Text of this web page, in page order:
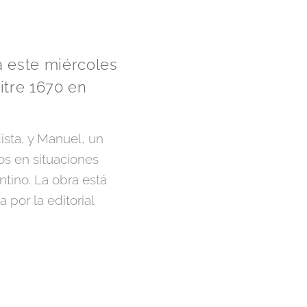
este miércoles
1670 en
y Manuel, un
en situaciones
La obra está
por la editorial